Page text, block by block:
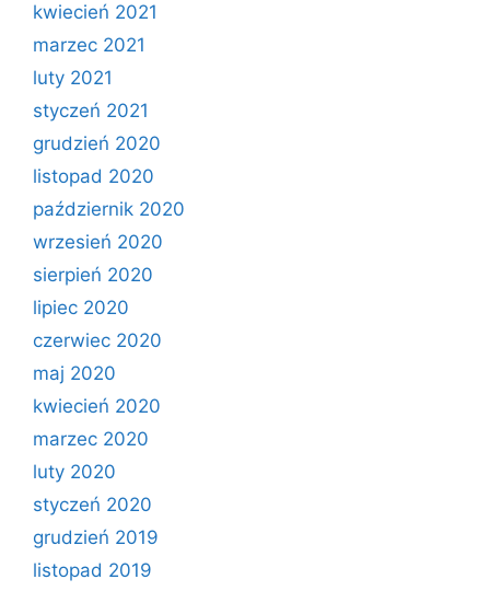
kwiecień 2021
marzec 2021
luty 2021
styczeń 2021
grudzień 2020
listopad 2020
październik 2020
wrzesień 2020
sierpień 2020
lipiec 2020
czerwiec 2020
maj 2020
kwiecień 2020
marzec 2020
luty 2020
styczeń 2020
grudzień 2019
listopad 2019